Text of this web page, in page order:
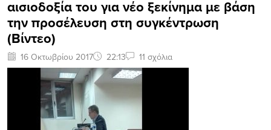
αισιοδοξία του για νέο ξεκίνημα με βάση
την προσέλευση στη συγκέντρωση
(Βίντεο)
16 Οκτωβρίου 2017 22:13 11 σχόλια